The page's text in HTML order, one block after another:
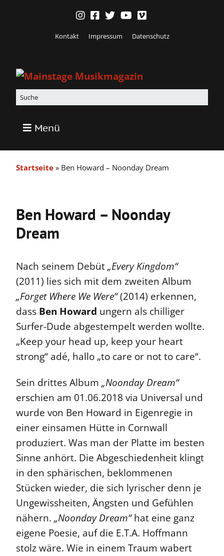
Kontakt Impressum Datenschutz
Menü
Startseite » Ben Howard – Noonday Dream
Ben Howard – Noonday
Dream
Nach seinem Debüt„Every Kingdom“
(2011) lies sich mit dem zweiten Album
„Forget Where We Were“(2014) erkennen,
dass Ben Howard ungern als chilliger
Surfer-Dude abgestempelt werden wollte.
„Keep your head up, keep your heart
strong“ adé, hallo „to care or not to care“.
Sein drittes Album „Noonday Dream“
erschien am 01.06.2018 via Universal und
wurde von Ben Howard in Eigenregie in
einer einsamen Hütte in Cornwall
produziert. Was man der Platte im besten
Sinne anhört. Die Abgeschiedenheit klingt
in den sphärischen, beklommenen
Stücken wieder, die sich lyrischer denn je
Ungewissheiten, Ängsten und Gefühlen
nähern. „Noonday Dream“hat eine ganz
eigene Poesie, auf die E.T.A. Hoffmann
stolz wäre. Wie in einem Traum wabert